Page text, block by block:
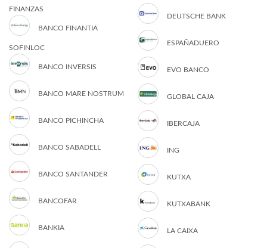
FINANZAS
BANCO FINANTIA
SOFINLOC
BANCO INVERSIS
BANCO MARE NOSTRUM
BANCO PICHINCHA
BANCO SABADELL
BANCO SANTANDER
BANCOFAR
BANKIA
DEUTSCHE BANK
ESPAÑADUERO
EVO BANCO
GLOBAL CAJA
IBERCAJA
ING
KUTXA
KUTXABANK
LA CAIXA